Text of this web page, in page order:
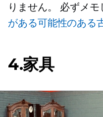
りません。 必ずメ
がある可能性のある
4.家具